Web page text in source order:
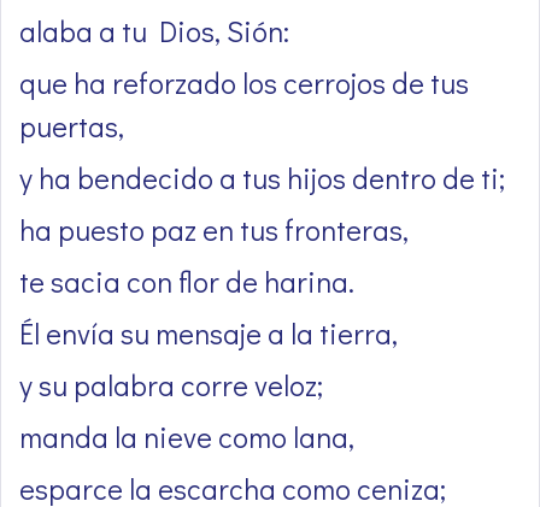
alaba a tu Dios, Sión:
que ha reforzado los cerrojos de tus
puertas,
y ha bendecido a tus hijos dentro de ti;
ha puesto paz en tus fronteras,
te sacia con flor de harina.
Él envía su mensaje a la tierra,
y su palabra corre veloz;
manda la nieve como lana,
esparce la escarcha como ceniza;